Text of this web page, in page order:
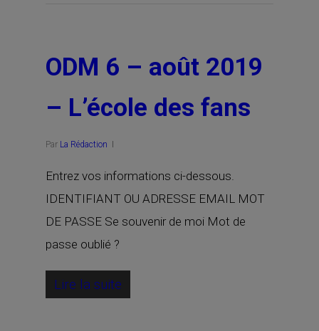
ODM 6 – août 2019
– L’école des fans
Par La Rédaction
Entrez vos informations ci-dessous.
IDENTIFIANT OU ADRESSE EMAIL MOT
DE PASSE Se souvenir de moi Mot de
passe oublié ?
Lire la suite